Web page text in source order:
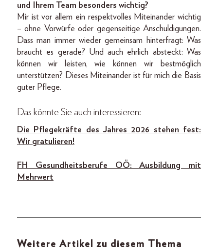
und Ihrem Team besonders wichtig?
Mir ist vor allem ein respektvolles Miteinander wichtig
– ohne Vorwürfe oder gegenseitige Anschuldigungen.
Dass man immer wieder gemeinsam hinterfragt: Was
braucht es gerade? Und auch ehrlich absteckt: Was
können wir leisten, wie können wir bestmöglich
unterstützen? Dieses Miteinander ist für mich die Basis
guter Pflege.
Das könnte Sie auch interessieren:
Die Pflegekräfte des Jahres 2026 stehen fest:
Wir gratulieren!
FH Gesundheitsberufe OÖ: Ausbildung mit
Mehrwert
Weitere Artikel zu diesem Thema